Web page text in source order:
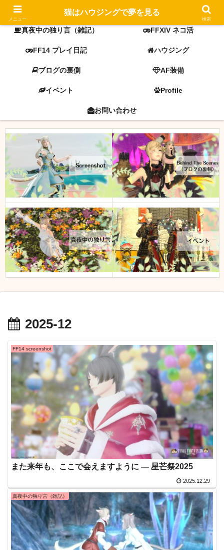
FF14 screenshot ミラプリ
真夜中の独り言（雑記） FFXIV ネコ活
FF14 プレイ日記 ハウジング
ブログの裏側 AF装備
イベント Profile
お問い合わせ
2025-12
FF14 screenshot
また来年も、ここで会えますように ― 星芒祭2025
2025.12.29
真夜中の独り言（雑記）
メニュー
猫はハウジングで夢を見る
検索